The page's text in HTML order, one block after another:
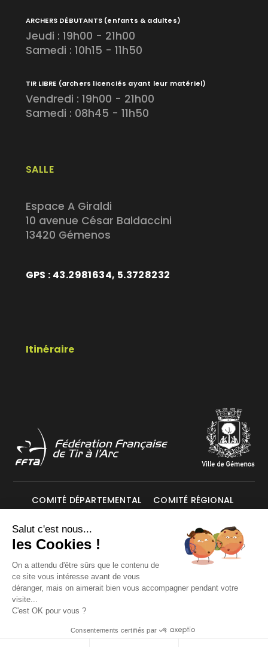
SALLE
Espace A Giraldi
10 avenue César Baldaccini
13420 Gémenos
GPS : 43.2981634, 5.3728232
Itinéraire
ARCHERS DÉBUTANTS (enfants & adultes)
Jeudi : 19h00 - 21h00
Samedi : 10h15 - 11h50
TIR LIBRE (archers licenciés ayant leur matériel)
Vendredi : 19h00 - 21h00
Samedi : 08h45 - 11h50
COMITÉ DÉPARTEMENTAL COMITÉ RÉGIONAL
Mentions légales Données personnelles
© Les Archers de Gémenos 2026. Tous droits réservés.
Salut c'est nous...
les Cookies !
On a attendu d'être sûrs que le contenu de
ce site vous intéresse avant de vous
déranger, mais on aimerait bien vous accompagner pendant votre
visite...
C'est OK pour vous ?
Consentements certifiés par